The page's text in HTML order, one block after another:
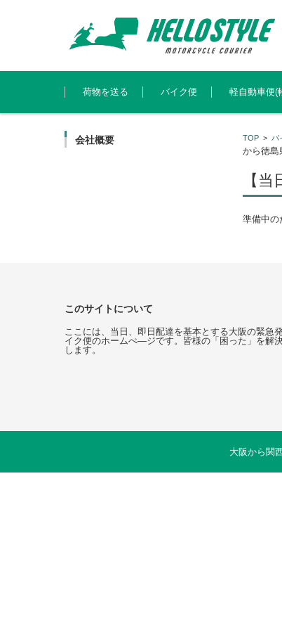
コンテンツに移動
荷物を送る
バイク便 軽自動車便(
TOP > バ
から徳島
【
準備中の
会社概要
このサイトについて
ここには、当日、即日配達を基本とする大阪の緊急
イク便のホームぺ―ジです。皆様の「困った」を解
します。
大阪から関